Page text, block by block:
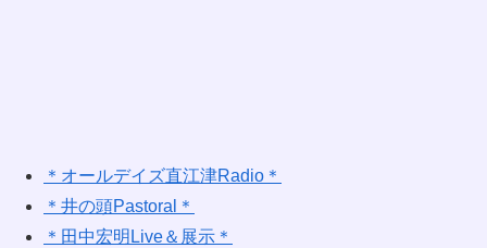
＊オールデイズ直江津Radio＊
＊井の頭Pastoral＊
＊田中宏明Live＆展示＊